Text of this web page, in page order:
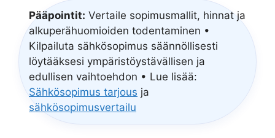
Pääpointit: Vertaile sopimusmallit, hinnat ja
alkuperähuomioiden todentaminen •
Kilpailuta sähkösopimus säännöllisesti
löytääksesi ympäristöystävällisen ja
edullisen vaihtoehdon • Lue lisää:
Sähkösopimus tarjous ja
sähkösopimusvertailu